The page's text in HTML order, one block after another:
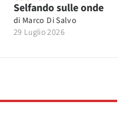
Selfando sulle onde
di Marco Di Salvo
29 Luglio 2026